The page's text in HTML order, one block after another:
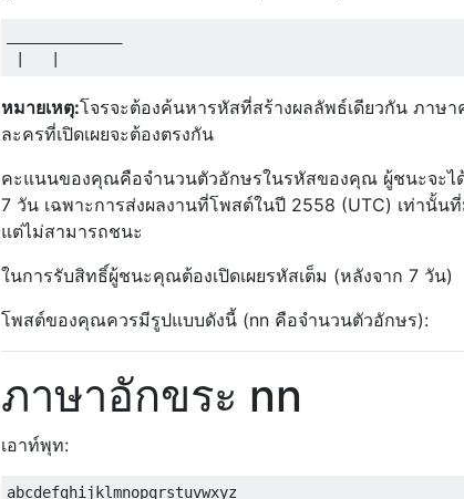
หมายเหตุ:โจรจะต้องค้นหารหัสที่สร้างผลลัพธ์เดียวกัน ภาษ
ละครที่เปิดเผยจะต้องตรงกัน
คะแนนของคุณคือจำนวนตัวอักษรในรหัสของคุณ ผู้ชนะจะไ
7 วัน เฉพาะการส่งผลงานที่โพสต์ในปี 2558 (UTC) เท่านั้
แต่ไม่สามารถชนะ
ในการรับสิทธิ์ผู้ชนะคุณต้องเปิดเผยรหัสเต็ม (หลังจาก 7 วัน)
โพสต์ของคุณควรมีรูปแบบดังนี้ (nn คือจำนวนตัวอักษร):
ภาษาอักขระ nn
เอาท์พุท: